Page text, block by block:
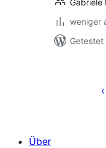
Gabriele
weniger
Über